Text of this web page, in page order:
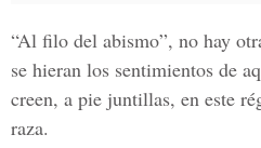
“Al filo del abismo”, no hay
se hieran los sentimientos de
creen, a pie juntillas, en este
raza.